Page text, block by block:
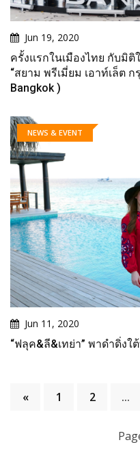
Jun 19, 2020
ครั้งแรกในเมืองไทย กับมิ
“สยาม พรีเมี่ยม เอาท์เล็ต
Bangkok )
NEWS & EVENT
Jun 11, 2020
“ฟลุค&ลี&เทย่า” พาดำดิ่ง
« 1 2 ...